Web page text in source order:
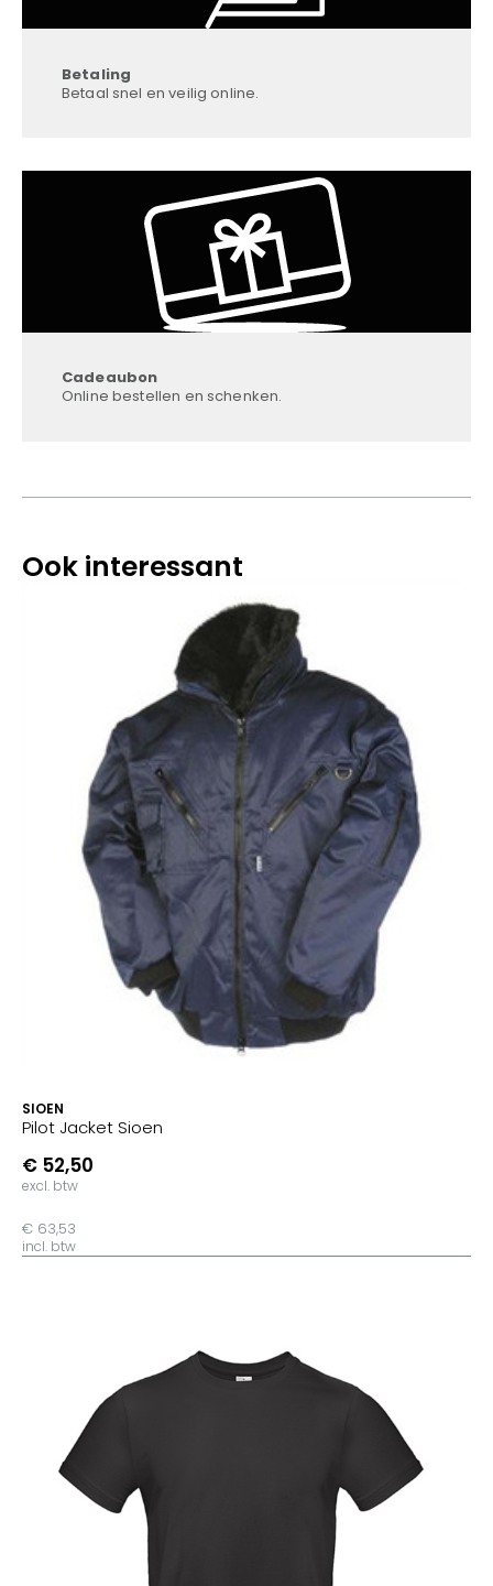
Betaling
Betaal snel en veilig online.
Cadeaubon
Online bestellen en schenken.
Ook interessant
SIOEN
Pilot Jacket Sioen
€ 52,50
excl. btw
€ 63,53
incl. btw